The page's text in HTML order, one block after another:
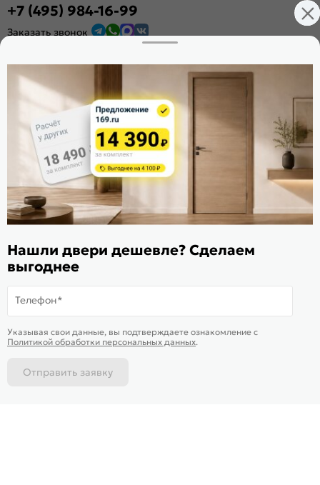
В корзину-1 617₽ Купить в 1 клик
+7 (495) 984-16-99
Заказать звонок
Расскажите о нас
Поделиться
Оцените магазин
ИКС 1340
© 2010—2026 Склад Дверей 169.RU
Политика обработки персональных данных
Нашли двери дешевле? Сделаем
выгоднее
Телефон*
Указывая свои данные, вы подтверждаете ознакомление c
Политикой обработки персональных данных.
Отправить заявку